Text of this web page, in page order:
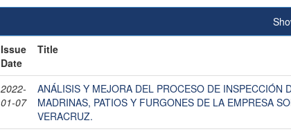
Issue
Date
Title
2022-
01-07
ANÁLISIS Y MEJORA DEL PROCESO DE INSPECCIÓN
MADRINAS, PATIOS Y FURGONES DE LA EMPRESA
VERACRUZ.